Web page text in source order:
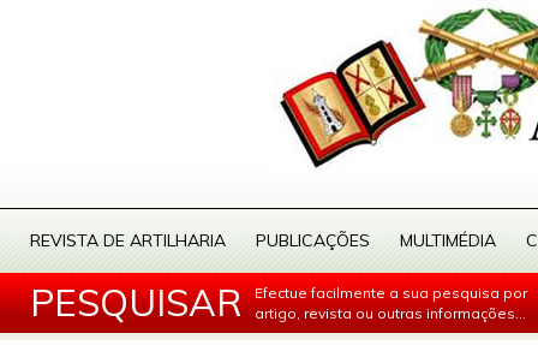
REVISTA DE ARTILHARIA PUBLICAÇÕES MULTIMÉDIA
PESQUISAR
Efectue facilmente a sua pesquisa por
artigo, revista ou outras informações...